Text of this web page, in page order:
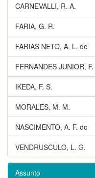
CARNEVALLI, R. A.
FARIA, G. R.
FARIAS NETO, A. L. de
FERNANDES JUNIOR, F.
IKEDA, F. S.
MORALES, M. M.
NASCIMENTO, A. F. do
VENDRUSCULO, L. G.
Assunto